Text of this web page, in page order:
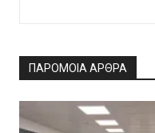
ΠΑΡΟΜΟΙΑ ΑΡΘΡΑ